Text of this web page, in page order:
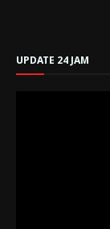
UPDATE 24 JAM